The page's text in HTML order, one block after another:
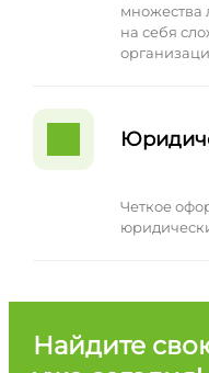
множества
на себя
Четкое
Найдите